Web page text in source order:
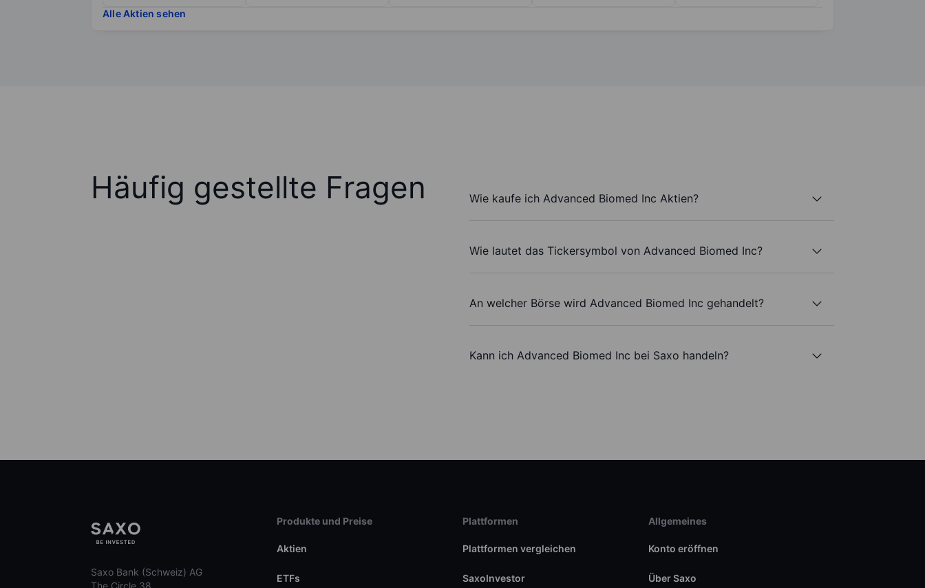
Alle Aktien sehen
Häufig gestellte Fragen Wie kaufe ich Advanced Biomed Inc Aktien?
Wie lautet das Tickersymbol von Advanced Biomed Inc?
An welcher Börse wird Advanced Biomed Inc gehandelt?
Kann ich Advanced Biomed Inc bei Saxo handeln?
Saxo Bank (Schweiz) AG
Produkte und Preise
Aktien
ETFs
Plattformen
Plattformen vergleichen
SaxoInvestor
Allgemeines
Konto eröffnen
Über Saxo